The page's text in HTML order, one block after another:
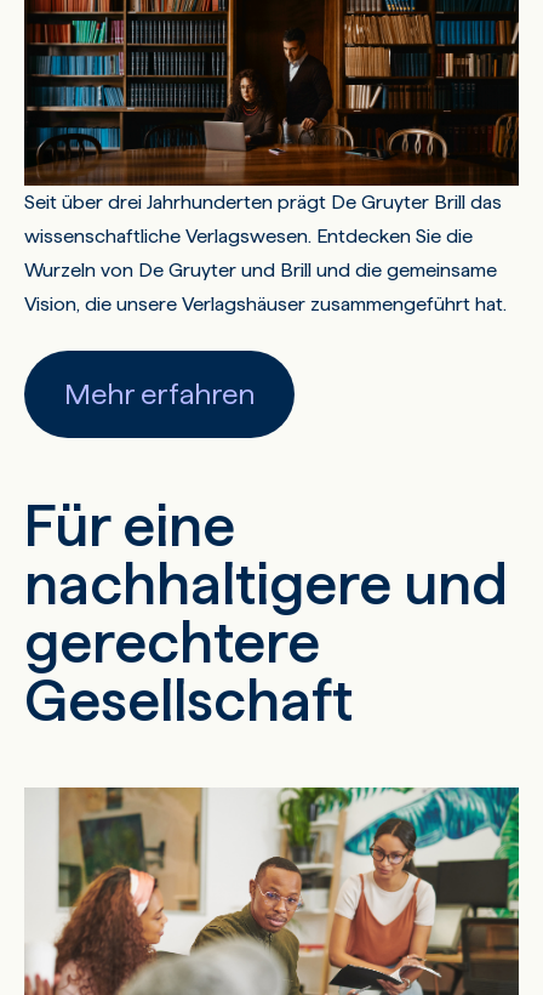
Seit über drei Jahrhunderten prägt De Gruyter Brill das
wissenschaftliche Verlagswesen. Entdecken Sie die
Wurzeln von De Gruyter und Brill und die gemeinsame
Vision, die unsere Verlagshäuser zusammengeführt hat.
Mehr erfahren
Für eine
nachhaltigere und
gerechtere
Gesellschaft